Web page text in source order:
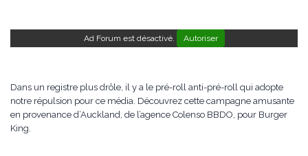
Ad Forum est désactivé. Autoriser
Dans un registre plus drôle, il y a le pré-roll anti-pré-roll qui adopte
notre répulsion pour ce média. Découvrez cette campagne amusante
en provenance d’Auckland, de l’agence Colenso BBDO, pour Burger
King.